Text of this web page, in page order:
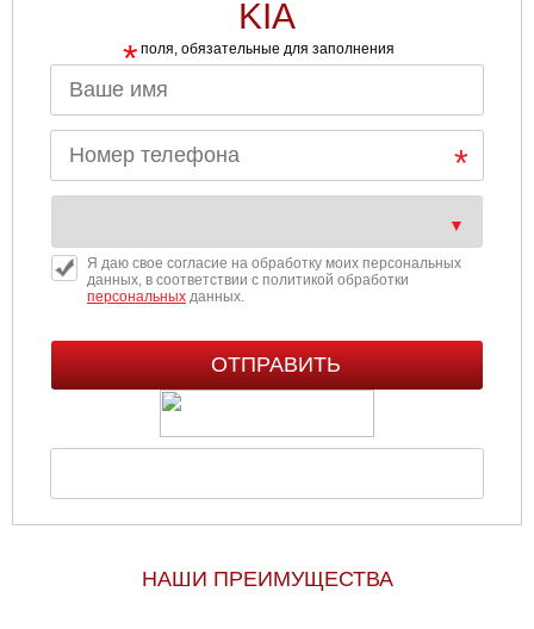
KIA
* поля, обязательные для заполнения
Я даю свое согласие на обработку моих персональных
данных, в соответствии с политикой обработки
персональныхданных.
НАШИ ПРЕИМУЩЕСТВА